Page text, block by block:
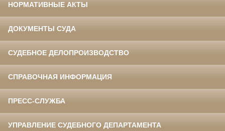
НОРМАТИВНЫЕ АКТЫ
ДОКУМЕНТЫ СУДА
СУДЕБНОЕ ДЕЛОПРОИЗВОДСТВО
СПРАВОЧНАЯ ИНФОРМАЦИЯ
ПРЕСС-СЛУЖБА
УПРАВЛЕНИЕ СУДЕБНОГО ДЕПАРТАМЕНТА